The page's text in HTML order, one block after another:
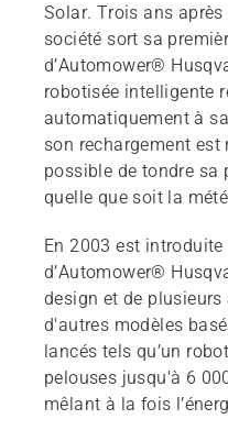
Solar. Trois ans
société sort sa
d’Automower®
robotisée intelligente
automatiquement à
son rechargement est
possible de tondre sa
quelle que soit la
En 2003 est
d’Automower®
design et de
d'autres modèles
lancés tels qu’un
pelouses jusqu'à 6
mêlant à la fois